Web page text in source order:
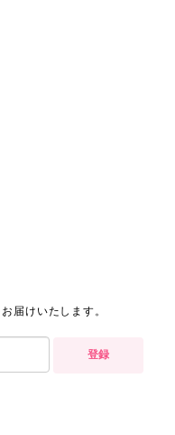
届けいたします。
登録